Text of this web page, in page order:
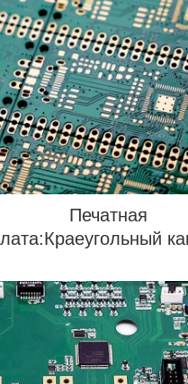
Печатная
промышленности